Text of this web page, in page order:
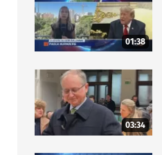
01:38
03:34